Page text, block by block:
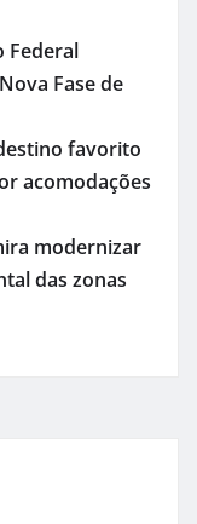
Federal
Fase de
favorito
acomodações
modernizar
das zonas